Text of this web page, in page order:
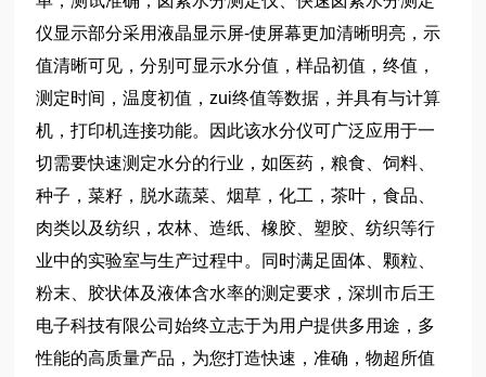
仪显示部分采用液晶显示屏-使屏幕更加清晰明亮，示
值清晰可见，分别可显示水分值，样品初值，终值，
测定时间，温度初值，zui终值等数据，并具有与计算
机，打印机连接功能。因此该水分仪可广泛应用于一
切需要快速测定水分的行业，如医药，粮食、饲料、
种子，菜籽，脱水蔬菜、烟草，化工，茶叶，食品、
肉类以及纺织，农林、造纸、橡胶、塑胶、纺织等行
业中的实验室与生产过程中。同时满足固体、颗粒、
粉末、胶状体及液体含水率的测定要求，深圳市后王
电子科技有限公司始终立志于为用户提供多用途，多
性能的高质量产品，为您打造快速，准确，物超所值